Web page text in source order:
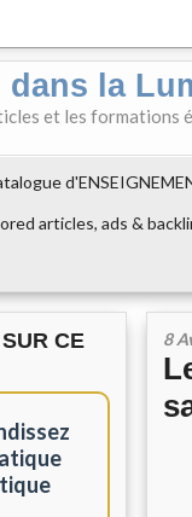
dans la
et les formations
articles, ads &
CE
8